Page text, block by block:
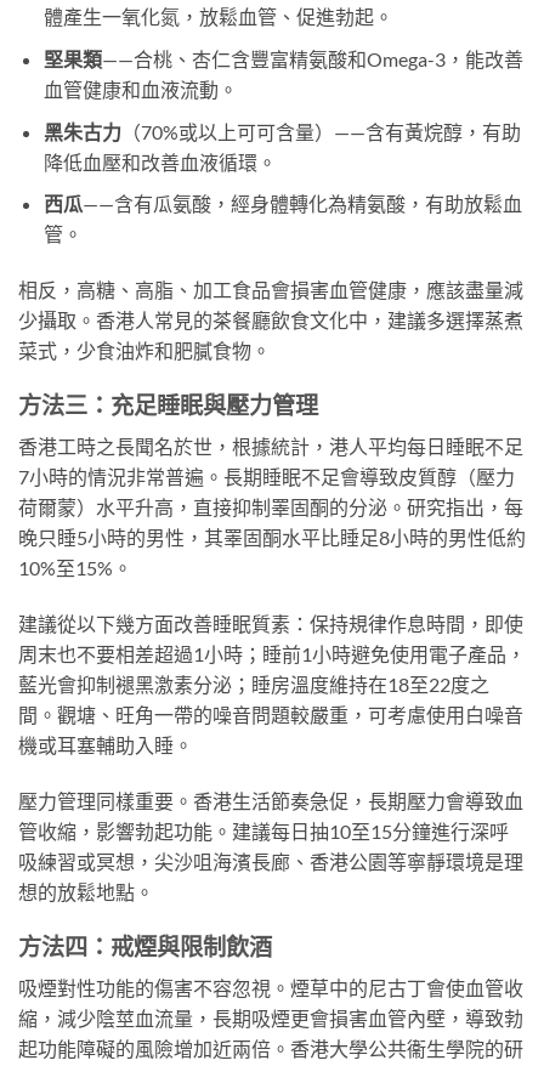
體產生一氧化氮，放鬆血管、促進勃起。
堅果類——合桃、杏仁含豐富精氨酸和Omega-3，能改善
血管健康和血液流動。
黑朱古力（70%或以上可可含量）——含有黃烷醇，有助
降低血壓和改善血液循環。
西瓜——含有瓜氨酸，經身體轉化為精氨酸，有助放鬆血
管。
相反，高糖、高脂、加工食品會損害血管健康，應該盡量減
少攝取。香港人常見的茶餐廳飲食文化中，建議多選擇蒸煮
菜式，少食油炸和肥膩食物。
方法三：充足睡眠與壓力管理
香港工時之長聞名於世，根據統計，港人平均每日睡眠不足
7小時的情況非常普遍。長期睡眠不足會導致皮質醇（壓力
荷爾蒙）水平升高，直接抑制睪固酮的分泌。研究指出，每
晚只睡5小時的男性，其睪固酮水平比睡足8小時的男性低約
10%至15%。
建議從以下幾方面改善睡眠質素：保持規律作息時間，即使
周末也不要相差超過1小時；睡前1小時避免使用電子產品，
藍光會抑制褪黑激素分泌；睡房溫度維持在18至22度之
間。觀塘、旺角一帶的噪音問題較嚴重，可考慮使用白噪音
機或耳塞輔助入睡。
壓力管理同樣重要。香港生活節奏急促，長期壓力會導致血
管收縮，影響勃起功能。建議每日抽10至15分鐘進行深呼
吸練習或冥想，尖沙咀海濱長廊、香港公園等寧靜環境是理
想的放鬆地點。
方法四：戒煙與限制飲酒
吸煙對性功能的傷害不容忽視。煙草中的尼古丁會使血管收
縮，減少陰莖血流量，長期吸煙更會損害血管內壁，導致勃
起功能障礙的風險增加近兩倍。香港大學公共衞生學院的研